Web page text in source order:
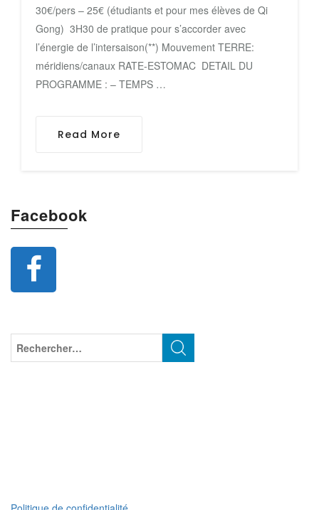
30€/pers – 25€ (étudiants et pour mes élèves de Qi
Gong) 3H30 de pratique pour s’accorder avec
l’énergie de l’intersaison(**) Mouvement TERRE:
méridiens/canaux RATE-ESTOMAC DETAIL DU
PROGRAMME : – TEMPS …
Read More
Facebook